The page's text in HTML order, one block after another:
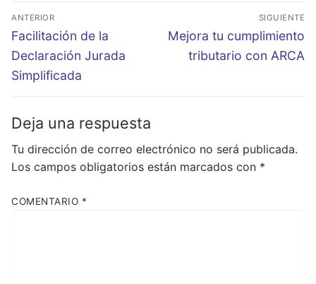
Navegación
de
entradas
ANTERIOR
Entrada
anterior:
Facilitación de la
Declaración Jurada
Simplificada
SIGUIENTE
Entrada
siguiente:
Mejora tu cumplimiento
tributario con ARCA
Deja una respuesta
Tu dirección de correo electrónico no será publicada.
Los campos obligatorios están marcados con *
COMENTARIO *